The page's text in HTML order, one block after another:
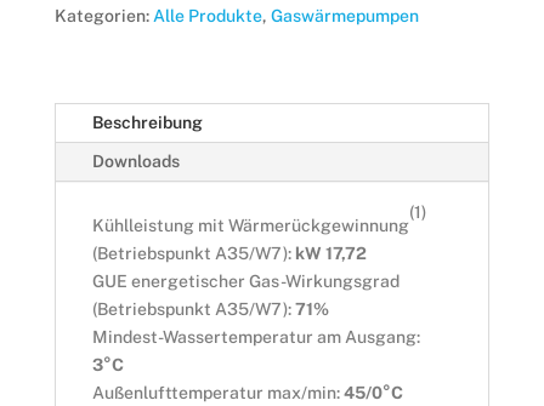
Kategorien: Alle Produkte, Gaswärmepumpen
Beschreibung
Downloads
Kühlleistung mit Wärmerückgewinnung
(1)
(Betriebspunkt A35/W7): kW 17,72
GUE energetischer Gas-Wirkungsgrad
(Betriebspunkt A35/W7):71%
Mindest-Wassertemperatur am Ausgang:
3°C
Außenlufttemperatur max/min:45/0°C